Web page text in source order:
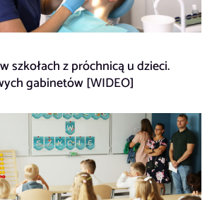
szkołach z próchnicą u dzieci.
gabinetów [WIDEO]